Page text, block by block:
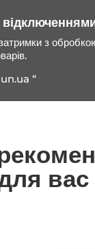
з
“
вас